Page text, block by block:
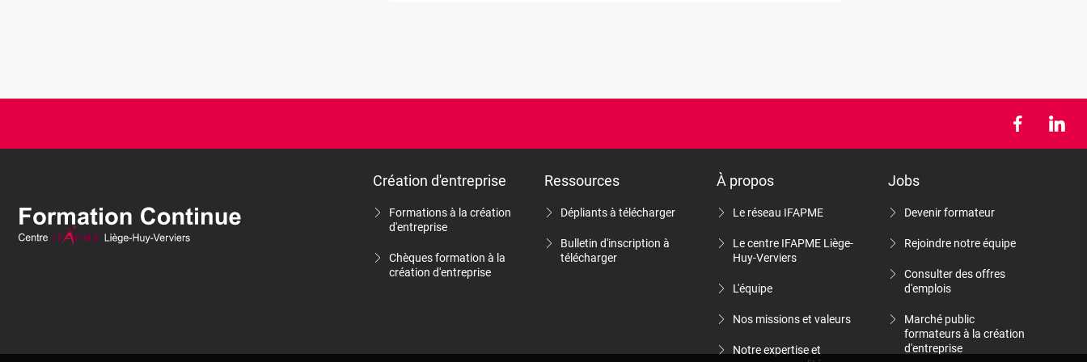
Création d'entreprise
Formations à la création
d'entreprise
Chèques formation à la
création d'entreprise
Ressources
Dépliants à télécharger
Bulletin d'inscription à
télécharger
À propos
Le réseau IFAPME
Le centre IFAPME Liège-
Huy-Verviers
L'équipe
Nos missions et valeurs
Notre expertise et
Jobs
Devenir formateur
Rejoindre notre équipe
Consulter des offres
d'emplois
Marché public
formateurs à la création
d'entreprise